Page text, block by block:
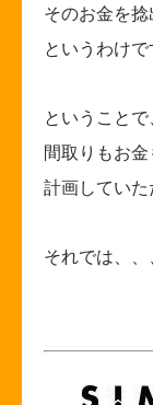
そのお金を
というわけで
ということで
間取りもお
計画していた
それでは、、